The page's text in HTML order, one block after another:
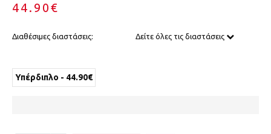
44.90€
Διαθέσιμες διαστάσεις: Δείτε όλες τις διαστάσεις
Υπέρδιπλο - 44.90€